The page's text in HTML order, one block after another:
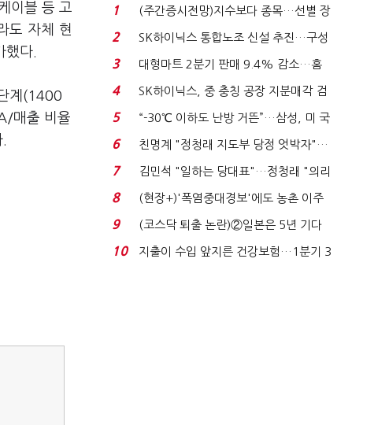
이블 등 고
도 자체 현
다.
계(1400
매출 비율
1
(주간증시전망)지수보다 종목…선별 장
세 이어진다...
2
SK하이닉스 통합노조 신설 추진…구성
원간 성과급 불...
3
대형마트 2분기 판매 9.4% 감소…홈
플러스 사태 여파...
4
SK하이닉스, 중 충칭 공장 지분매각 검
토?…“확정된 바...
5
“-30℃ 이하도 난방 거뜬”…삼성, 미 국
립연구소와 개...
6
친명계 "정청래 지도부 당정 엇박자"…
친청계 "신천지 오...
7
김민석 "일하는 당대표"…정청래 "의리
가 제일 중요"...
8
(현장+)'폭염중대경보'에도 농촌 이주
노동자는 강행군…'야...
9
(코스닥 퇴출 논란)②일본은 5년 기다
려주는데 우리는 ...
10
지출이 수입 앞지른 건강보험…1분기 3